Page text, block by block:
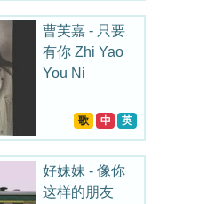
曹芙嘉 - 只要
有你 Zhi Yao
You Ni
歌 中 英
好妹妹 - 像你
这样的朋友